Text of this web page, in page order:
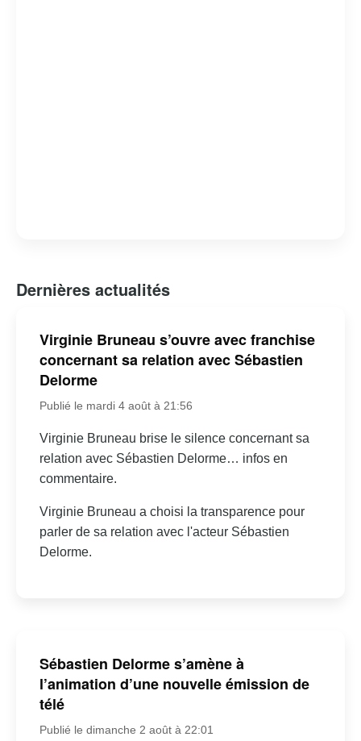
Dernières actualités
Virginie Bruneau s’ouvre avec franchise
concernant sa relation avec Sébastien
Delorme
Publié le mardi 4 août à 21:56
Virginie Bruneau brise le silence concernant sa
relation avec Sébastien Delorme… infos en
commentaire.
Virginie Bruneau a choisi la transparence pour
parler de sa relation avec l'acteur Sébastien
Delorme.
Sébastien Delorme s’amène à
l’animation d’une nouvelle émission de
télé
Publié le dimanche 2 août à 22:01